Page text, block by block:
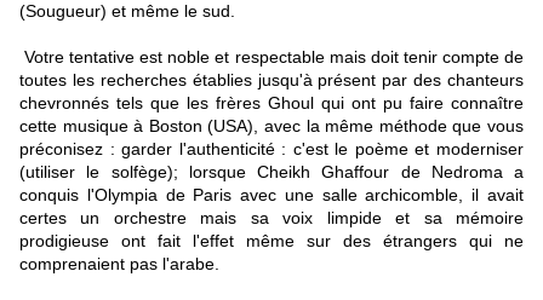
(Sougueur) et même le sud.
Votre tentative est noble et respectable mais doit tenir compte de
toutes les recherches établies jusqu'à présent par des chanteurs
chevronnés tels que les frères Ghoul qui ont pu faire connaître
cette musique à Boston (USA), avec la même méthode que vous
préconisez : garder l'authenticité : c'est le poème et moderniser
(utiliser le solfège); lorsque Cheikh Ghaffour de Nedroma a
conquis l'Olympia de Paris avec une salle archicomble, il avait
certes un orchestre mais sa voix limpide et sa mémoire
prodigieuse ont fait l'effet même sur des étrangers qui ne
comprenaient pas l'arabe.